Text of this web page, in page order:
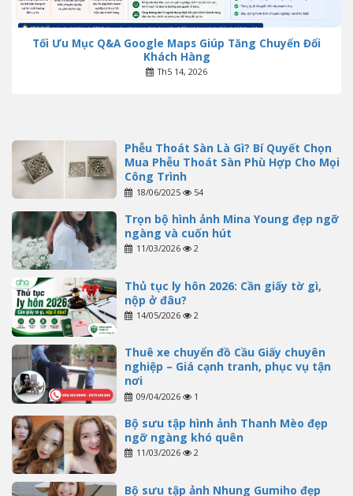
Tối Ưu Mục Q&A Google Maps Giúp Tăng Chuyển Đổi
Khách Hàng
Th5 14, 2026
Phễu Thoát Sàn Là Gì? Bí Quyết Chọn
Mua Phễu Thoát Sàn Phù Hợp Cho Mọi
Công Trình
18/06/2025 54
Trọn bộ hình ảnh Mina Young đẹp ngỡ
ngàng và cuốn hút
11/03/2026 2
Thủ tục ly hôn 2026: Cần giấy tờ gì,
nộp ở đâu?
14/05/2026 2
Thuê xe chuyển đồ Cầu Giấy chuyên
nghiệp – Giá cạnh tranh, phục vụ tận
nơi
09/04/2026 1
Bộ sưu tập hình ảnh Thanh Mèo đẹp
ngỡ ngàng khó quên
11/03/2026 2
Bộ sưu tập ảnh Nhung Gumiho đẹp